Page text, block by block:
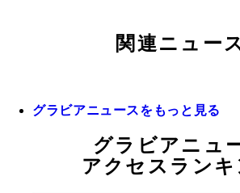
関連ニュー
グラビアニュースをもっと見る
グラビアニュ
アクセスラン